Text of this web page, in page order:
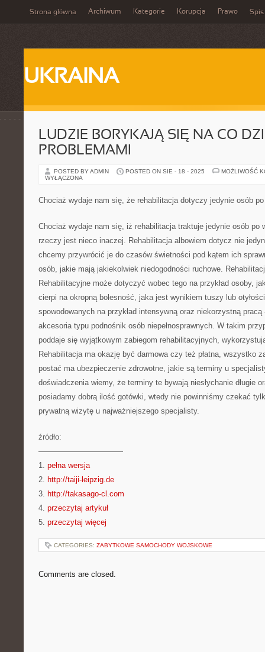
Strona główna Archiwum Kategorie Korupcja Prawo Spis
UKRAINA
LUDZIE BORYKAJĄ SIĘ NA CO
PROBLEMAMI
POSTED BY ADMIN POSTED ON SIE - 18 - 2025
MOŻLIWOŚĆ
WYŁĄCZONA
Chociaż wydaje nam się, że rehabilitacja dotyczy jedynie osób
Chociaż wydaje nam się, iż rehabilitacja traktuje jedynie osób po
rzeczy jest nieco inaczej. Rehabilitacja albowiem dotycz nie
chcemy przywrócić je do czasów świetności pod kątem ich
osób, jakie mają jakiekolwiek niedogodności ruchowe.
Rehabilitacyjne może dotyczyć wobec tego na przykład osoby,
cierpi na okropną bolesność, jaka jest wynikiem tuszy lub
spowodowanych na przykład intensywną oraz niekorzystną
akcesoria typu podnośnik osób niepełnosprawnych. W takim
poddaje się wyjątkowym zabiegom rehabilitacyjnych,
Rehabilitacja ma okazję być darmowa czy też płatna, wszystko
postać ma ubezpieczenie zdrowotne, jakie są terminy u
doświadczenia wiemy, że terminy te bywają niesłychanie długie
posiadamy dobrą ilość gotówki, wtedy nie powinniśmy czekać
prywatną wizytę u najważniejszego specjalisty.
źródło:
———————————
1. pełna wersja
2. http://taiji-leipzig.de
3. http://takasago-cl.com
4. przeczytaj artykuł
5. przeczytaj więcej
CATEGORIES: ZABYTKOWE SAMOCHODY WOJSKOWE
Comments are closed.